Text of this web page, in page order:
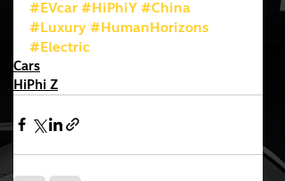
#EVcar#HiPhiY#China
#Luxury#HumanHorizons
#Electric
Cars
HiPhi Z